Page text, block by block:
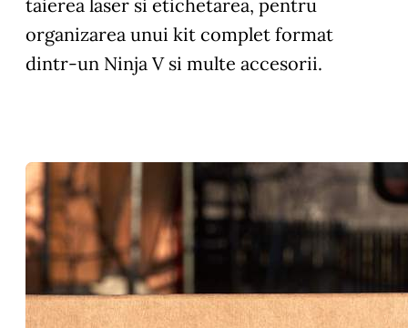
taierea laser si etichetarea, pentru
organizarea unui kit complet format
dintr-un Ninja V si multe accesorii.